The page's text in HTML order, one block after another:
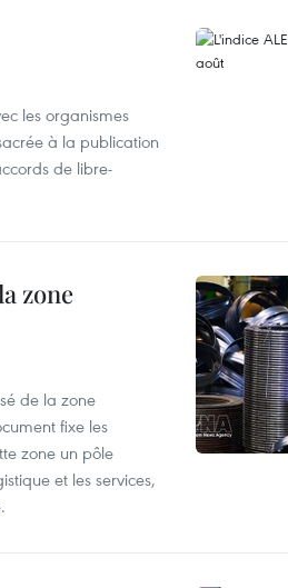
les organismes
à la publication
de libre-
zone
de la zone
fixe les
zone un pôle
et les services,